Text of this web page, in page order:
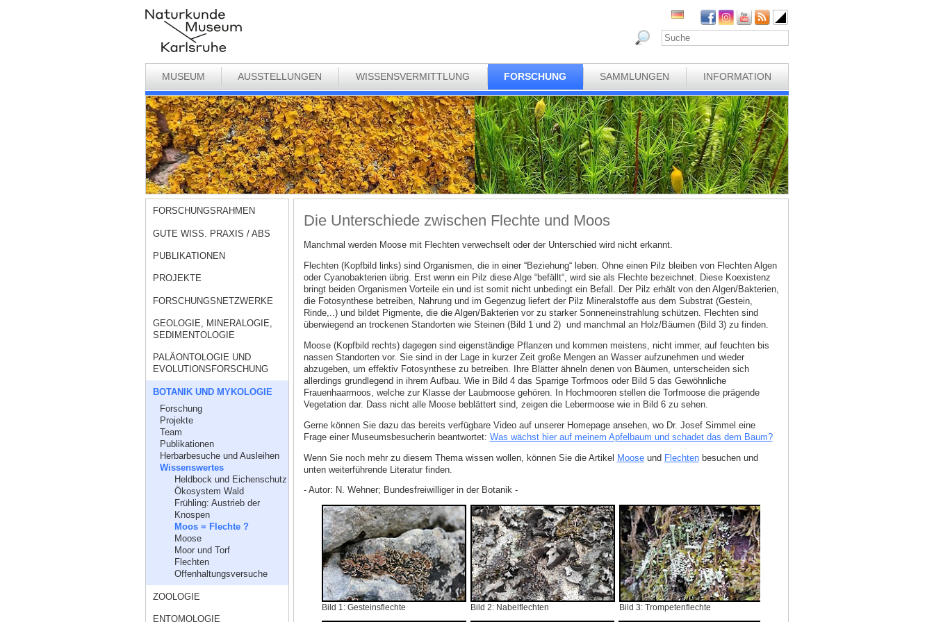
MUSEUM AUSSTELLUNGEN WISSENSVERMITTLUNG FORSCHUNG SAMMLUNGEN INFORMATION
FORSCHUNGSRAHMEN
GUTE WISS. PRAXIS / ABS
PUBLIKATIONEN
PROJEKTE
FORSCHUNGSNETZWERKE
GEOLOGIE, MINERALOGIE,
SEDIMENTOLOGIE
PALÄONTOLOGIE UND
EVOLUTIONSFORSCHUNG
BOTANIK UND MYKOLOGIE
Forschung
Projekte
Team
Publikationen
Herbarbesuche und Ausleihen
Wissenswertes
Heldbock und Eichenschutz
Ökosystem Wald
Frühling: Austrieb der
Knospen
Moos = Flechte ?
Moose
Moor und Torf
Flechten
Offenhaltungsversuche
ZOOLOGIE
ENTOMOLOGIE
Die Unterschiede zwischen Flechte und Moos
Manchmal werden Moose mit Flechten verwechselt oder der Unterschied wird nicht erkannt.
Flechten (Kopfbild links) sind Organismen, die in einer “Beziehung“ leben. Ohne einen Pilz bleiben von Flechten Algen
oder Cyanobakterien übrig. Erst wenn ein Pilz diese Alge “befällt“, wird sie als Flechte bezeichnet. Diese Koexistenz
bringt beiden Organismen Vorteile ein und ist somit nicht unbedingt ein Befall. Der Pilz erhält von den Algen/Bakterien,
die Fotosynthese betreiben, Nahrung und im Gegenzug liefert der Pilz Mineralstoffe aus dem Substrat (Gestein,
Rinde,..) und bildet Pigmente, die die Algen/Bakterien vor zu starker Sonneneinstrahlung schützen. Flechten sind
überwiegend an trockenen Standorten wie Steinen (Bild 1 und 2) und manchmal an Holz/Bäumen (Bild 3) zu finden.
Moose (Kopfbild rechts) dagegen sind eigenständige Pflanzen und kommen meistens, nicht immer, auf feuchten bis
nassen Standorten vor. Sie sind in der Lage in kurzer Zeit große Mengen an Wasser aufzunehmen und wieder
abzugeben, um effektiv Fotosynthese zu betreiben. Ihre Blätter ähneln denen von Bäumen, unterscheiden sich
allerdings grundlegend in ihrem Aufbau. Wie in Bild 4 das Sparrige Torfmoos oder Bild 5 das Gewöhnliche
Frauenhaarmoos, welche zur Klasse der Laubmoose gehören. In Hochmooren stellen die Torfmoose die prägende
Vegetation dar. Dass nicht alle Moose beblättert sind, zeigen die Lebermoose wie in Bild 6 zu sehen.
Gerne können Sie dazu das bereits verfügbare Video auf unserer Homepage ansehen, wo Dr. Josef Simmel eine
Frage einer Museumsbesucherin beantwortet: Was wächst hier auf meinem Apfelbaum und schadet das dem Baum?
Wenn Sie noch mehr zu diesem Thema wissen wollen, können Sie die Artikel Mooseund Flechtenbesuchen und
unten weiterführende Literatur finden.
- Autor: N. Wehner; Bundesfreiwilliger in der Botanik -
Bild 1: Gesteinsflechte Bild 2: Nabelflechten Bild 3: Trompetenflechte